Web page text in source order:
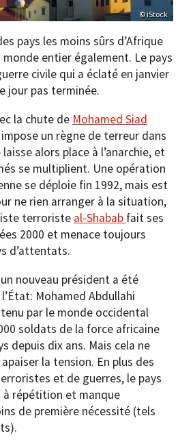
© iStock
pays les moins sûrs d’Afrique
entier également. Le pays
civile qui a éclaté en janvier
jour pas terminée.
la chute de Mohamed Siad
un règne de terreur dans
alors place à l’anarchie, et
se multiplient. Une opération
se déploie fin 1992, mais est
ne rien arranger à la situation,
terroriste al-Shabab fait ses
2000 et menace toujours
d’attentats.
nouveau président a été
Mohamed Abdullahi
par le monde occidental
soldats de la force africaine
depuis dix ans. Mais cela ne
la tension. En plus des
et de guerres, le pays
à répétition et manque
de première nécessité (tels